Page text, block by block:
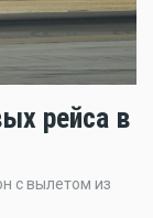
рейса в
с вылетом из